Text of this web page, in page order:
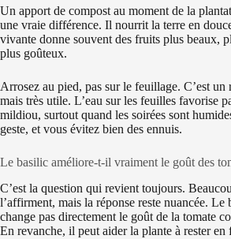
Un apport de compost au moment de la
une vraie différence. Il nourrit la terre en
vivante donne souvent des fruits plus beaux,
plus goûteux.
Arrosez au pied, pas sur le feuillage. C’est un
mais très utile. L’eau sur les feuilles favorise
mildiou, surtout quand les soirées sont
geste, et vous évitez bien des ennuis.
Le basilic améliore-t-il vraiment le goût des
C’est la question qui revient toujours.
l’affirment, mais la réponse reste nuancée. Le
change pas directement le goût de la tomate
En revanche, il peut aider la plante à rester en